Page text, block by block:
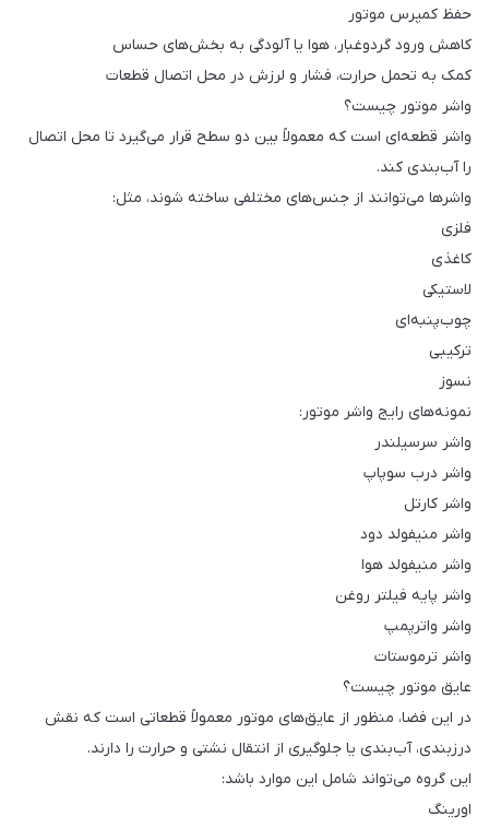
حفظ کمپرس موتور
کاهش ورود گردوغبار، هوا یا آلودگی به بخش‌های حساس
کمک به تحمل حرارت، فشار و لرزش در محل اتصال قطعات
واشر موتور چیست؟
واشر قطعه‌ای است که معمولاً بین دو سطح قرار می‌گیرد تا محل اتصال
را آب‌بندی کند.
واشرها می‌توانند از جنس‌های مختلفی ساخته شوند، مثل:
فلزی
کاغذی
لاستیکی
چوب‌پنبه‌ای
ترکیبی
نسوز
نمونه‌های رایج واشر موتور:
واشر سرسیلندر
واشر درب سوپاپ
واشر کارتل
واشر منیفولد دود
واشر منیفولد هوا
واشر پایه فیلتر روغن
واشر واترپمپ
واشر ترموستات
عایق موتور چیست؟
در این فضا، منظور از عایق‌های موتور معمولاً قطعاتی است که نقش
درزبندی، آب‌بندی یا جلوگیری از انتقال نشتی و حرارت را دارند.
این گروه می‌تواند شامل این موارد باشد:
اورینگ